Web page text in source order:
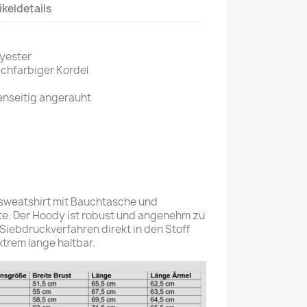
Kordel
angerauht
mit Bauchtasche und
Der Hoody ist robust und angenehm zu
direkt in den Stoff
lange haltbar.